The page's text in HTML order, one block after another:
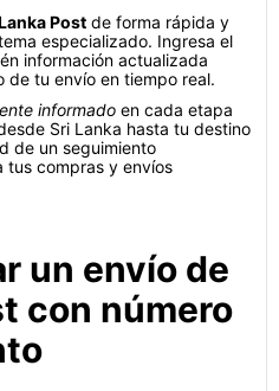
Post de forma rápida y
especializado. Ingresa el
información actualizada
de tu envío en tiempo real.
informado en cada etapa
Sri Lanka hasta tu destino
de un seguimiento
tus compras y envíos
un envío de
con número